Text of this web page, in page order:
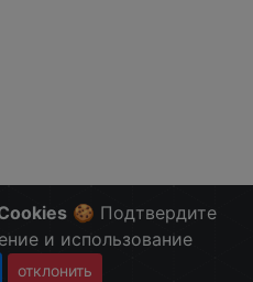
🍪 Подтвердите
и использование
отклонить